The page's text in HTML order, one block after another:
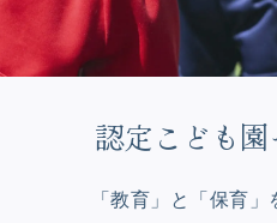
認定こども園
「教育」と「保育」